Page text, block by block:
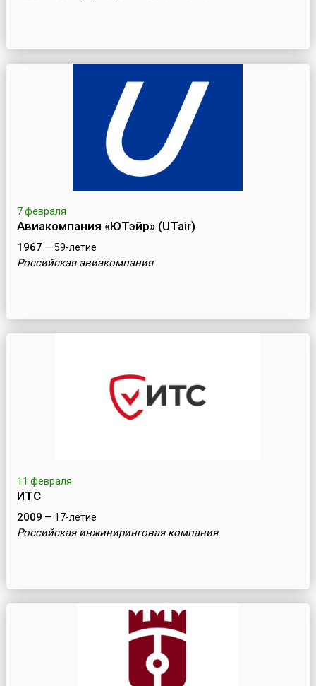
7 февраля
Авиакомпания «ЮТэйр» (UTair)
1967 — 59-летие
Российская авиакомпания
11 февраля
ИТС
2009 — 17-летие
Российская инжиниринговая компания